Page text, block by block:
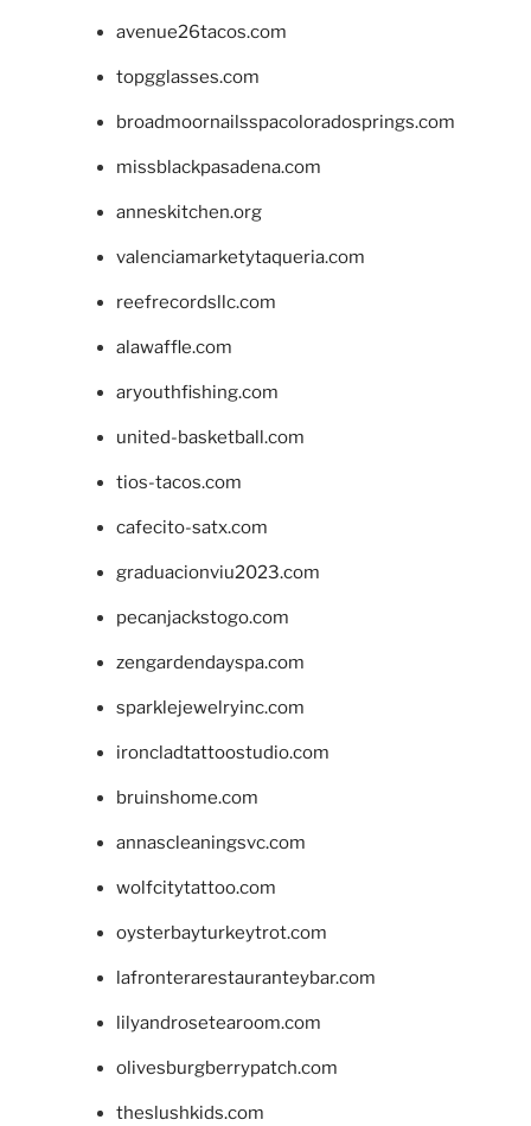
avenue26tacos.com
topgglasses.com
broadmoornailsspacoloradosprings.com
missblackpasadena.com
anneskitchen.org
valenciamarketytaqueria.com
reefrecordsllc.com
alawaffle.com
aryouthfishing.com
united-basketball.com
tios-tacos.com
cafecito-satx.com
graduacionviu2023.com
pecanjackstogo.com
zengardendayspa.com
sparklejewelryinc.com
ironcladtattoostudio.com
bruinshome.com
annascleaningsvc.com
wolfcitytattoo.com
oysterbayturkeytrot.com
lafronterarestauranteybar.com
lilyandrosetearoom.com
olivesburgberrypatch.com
theslushkids.com